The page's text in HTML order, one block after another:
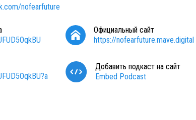
nofearfuture
Официальный сайт
https://nofearfuture.mave.digital
Добавить подкаст на сайт
Embed Podcast